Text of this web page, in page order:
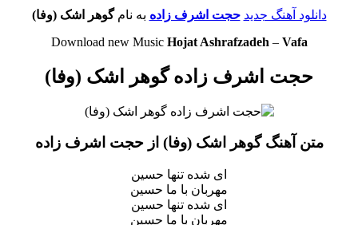
دانلود آهنگ جدید حجت اشرف زاده به نامگوهر اشک (وفا)
Download new Music Hojat Ashrafzadeh– Vafa
حجت اشرف زاده گوهر اشک (وفا)
متن آهنگ گوهر اشک (وفا) از حجت اشرف زاده
ای شده تنها حسین
مهربان با ما حسین
ای شده تنها حسین
مهربان با ما حسین